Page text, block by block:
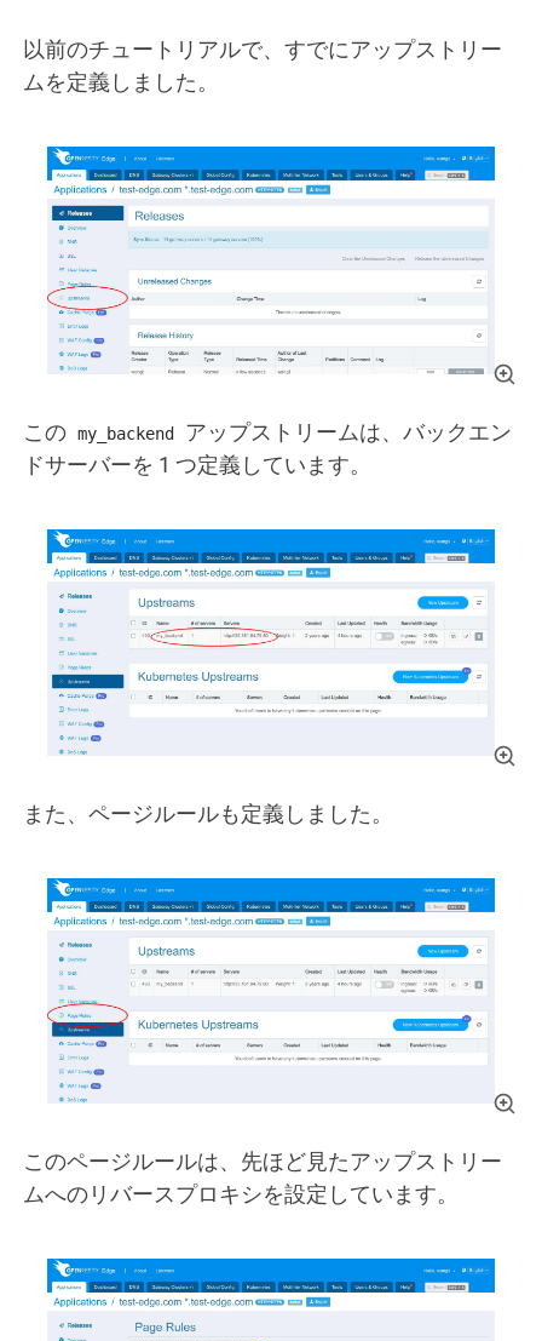
以前のチュートリアルで、すでにアップストリー
ムを定義しました。
この my_backend
アップストリームは、バックエン
ドサーバーを 1 つ定義しています。
また、ページルールも定義しました。
このページルールは、先ほど見たアップストリー
ムへのリバースプロキシを設定しています。